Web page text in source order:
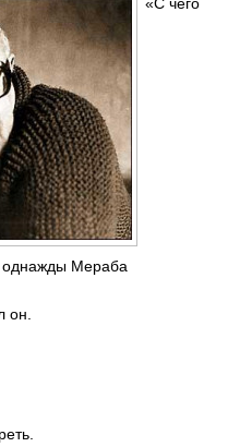
однажды Мераба
он.